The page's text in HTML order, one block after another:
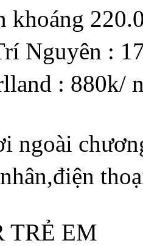
khoáng
Nguyên :
: 880k/
ngoài
TRẺ EM